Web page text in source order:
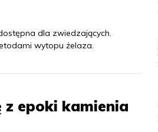
dla zwiedzających.
wytopu żelaza.
epoki kamienia